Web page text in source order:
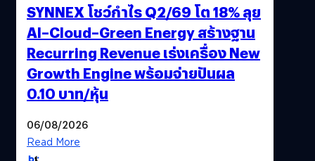
SYNNEX โชว์กำไร Q2/69 โต 18% ลุย
AI–Cloud–Green Energy สร้างฐาน
Recurring Revenue เร่งเครื่อง New
Growth Engine พร้อมจ่ายปันผล
0.10 บาท/หุ้น
06/08/2026
Read More